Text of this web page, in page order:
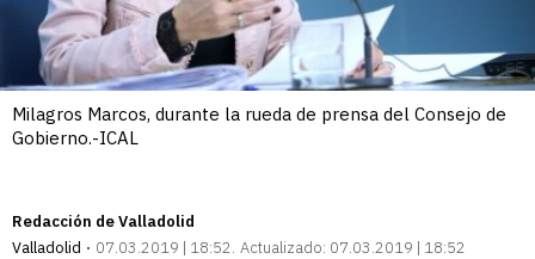
Milagros Marcos, durante la rueda de prensa del Consejo de
Gobierno.-ICAL
Redacción de Valladolid
Valladolid
07.03.2019 | 18:52 Actualizado: 07.03.2019 | 18:52